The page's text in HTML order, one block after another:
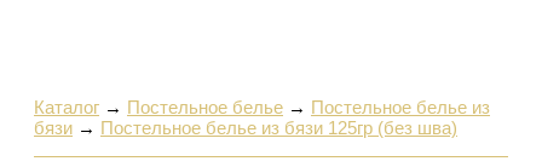
Каталог → Постельное белье → Постельное белье из
бязи → Постельное белье из бязи 125гр (без шва)